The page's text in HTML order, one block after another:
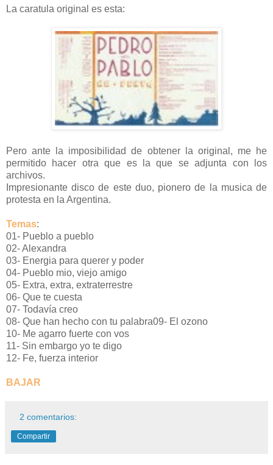
La caratula original es esta:
Pero ante la imposibilidad de obtener la original, me he
permitido hacer otra que es la que se adjunta con los
archivos.
Impresionante disco de este duo, pionero de la musica de
protesta en la Argentina.
Temas:
01- Pueblo a pueblo
02- Alexandra
03- Energia para querer y poder
04- Pueblo mio, viejo amigo
05- Extra, extra, extraterrestre
06- Que te cuesta
07- Todavía creo
08- Que han hecho con tu palabra09- El ozono
10- Me agarro fuerte con vos
11- Sin embargo yo te digo
12- Fe, fuerza interior
BAJAR
2 comentarios:
Compartir